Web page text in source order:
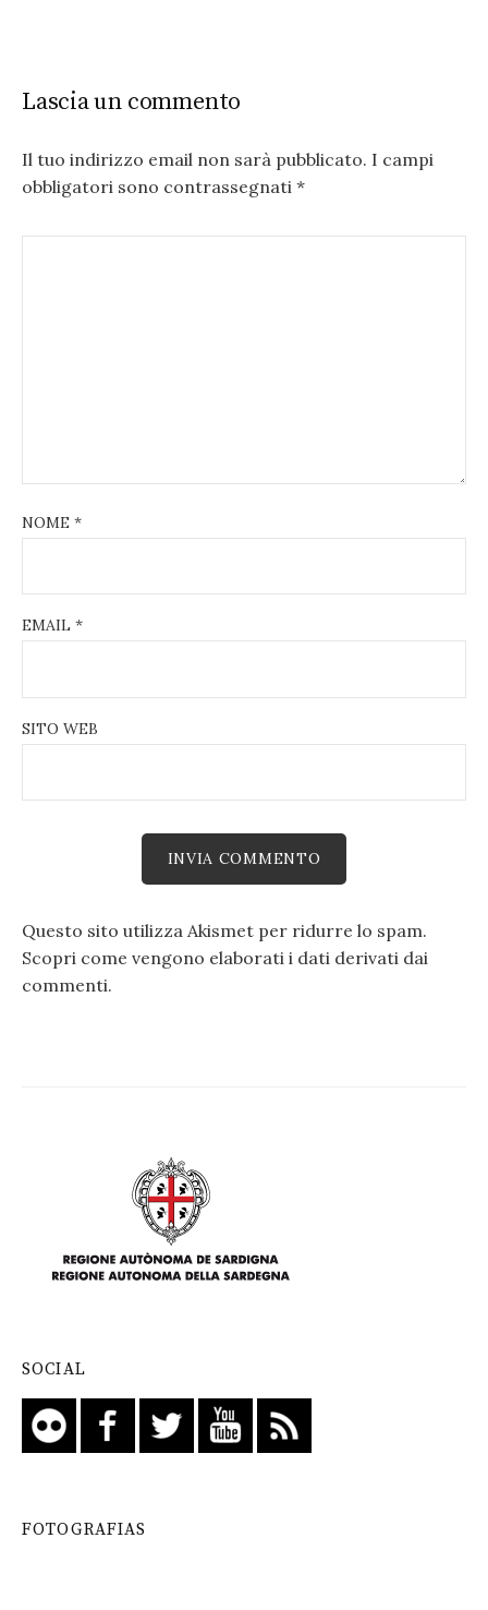
Lascia un commento
Il tuo indirizzo email non sarà pubblicato. I campi
obbligatori sono contrassegnati *
NOME *
EMAIL *
SITO WEB
Questo sito utilizza Akismet per ridurre lo spam.
Scopri come vengono elaborati i dati derivati dai
commenti.
SOCIAL
FOTOGRAFIAS